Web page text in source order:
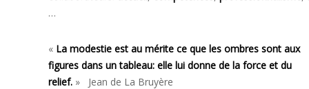
…
« La modestie est au mérite ce que les ombres sont aux
figures dans un tableau: elle lui donne de la force et du
relief. » Jean de La Bruyère